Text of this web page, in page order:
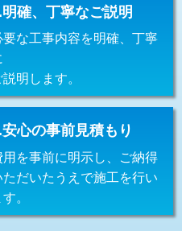
11,000円+材料費
13,200円
16,500円
） 16,500円
16,500円
3,300円
確、丁寧なご説明
要な工事内容を明確、丁寧
説明します。
心の事前見積もり
用を事前に明示し、ご納得
ただいたうえで施工を行い
す。